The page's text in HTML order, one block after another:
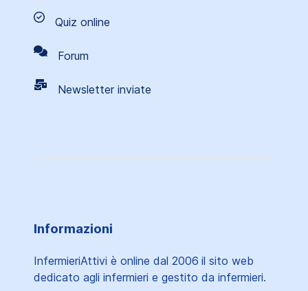
Quiz online
Forum
Newsletter inviate
Informazioni
InfermieriAttivi è online dal 2006 il sito web
dedicato agli infermieri e gestito da infermieri.